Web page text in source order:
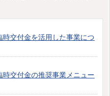
交付金を活用した事業につ
交付金の推奨事業メニュー